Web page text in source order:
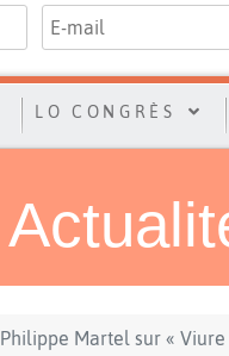
LO CONGRÈS
Philippe Martel sur « Viure